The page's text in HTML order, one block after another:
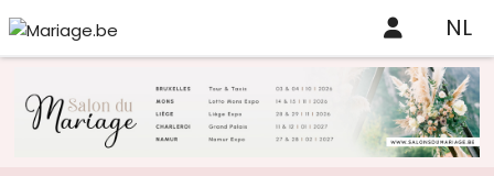
NL